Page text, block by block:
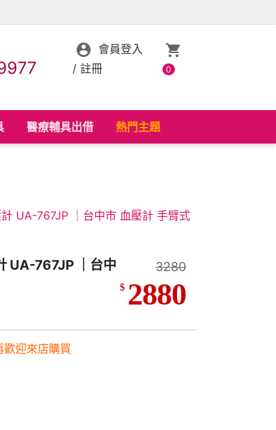
會員登入
/ 註冊 0
醫療輔具出借 熱門主題
UA-767JP ｜台中市 血壓計 手臂式
UA-767JP ｜台中
3280
$ 2880
迎來店購買